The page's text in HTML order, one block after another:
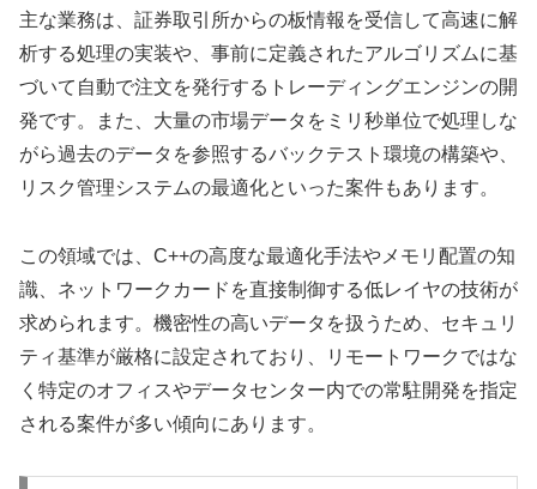
主な業務は、証券取引所からの板情報を受信して高速に解
析する処理の実装や、事前に定義されたアルゴリズムに基
づいて自動で注文を発行するトレーディングエンジンの開
発です。また、大量の市場データをミリ秒単位で処理しな
がら過去のデータを参照するバックテスト環境の構築や、
リスク管理システムの最適化といった案件もあります。
この領域では、C++の高度な最適化手法やメモリ配置の知
識、ネットワークカードを直接制御する低レイヤの技術が
求められます。機密性の高いデータを扱うため、セキュリ
ティ基準が厳格に設定されており、リモートワークではな
く特定のオフィスやデータセンター内での常駐開発を指定
される案件が多い傾向にあります。